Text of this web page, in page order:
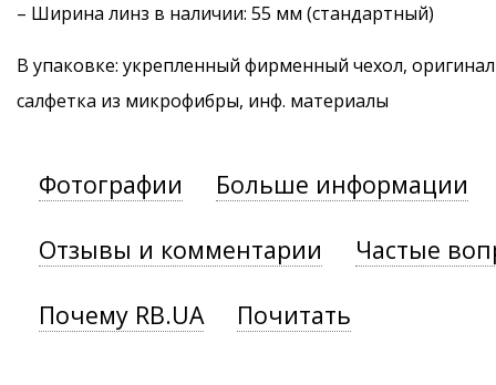
– Ширина линз в наличии: 55 мм (стандартный)
В упаковке: укрепленный фирменный чехол,
салфетка из микрофибры, инф. материалы
Фотографии Больше информации
Отзывы и комментарии Частые
Почему RB.UA Почитать